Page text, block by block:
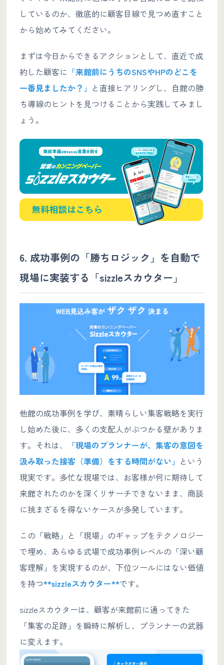
しているのか、徹底的に顧客目線で見つめ直すこと
から始めてみてください。
まずは今日からできるアクションとして、直近で成
約した顧客に 「来館前にうちのSNSやHPのどこを
一番見ましたか？」 と直接ヒアリングし、自館の勝
ち導線のヒントを見つけることから実践してみまし
ょう。
6. 成功事例の「勝ちロジック」を自動で
現場に実装する「sizzleスカウター」
他館の成功事例を学び、素晴らしい集客戦略を実行
し始めた後に、多くの支配人がぶつかる壁がありま
す。それは、
「現場のプランナーが、集客の意図を
汲み取った接客（準備）をする時間がない」 という
現実です。多忙な現場では、お客様が何に期待して
来館されたのかを深くリサーチできないまま、商談
に挑まざるを得ないケースが多発しています。
この「戦略」と「現場」のギャップをテクノロジー
で埋め、あらゆる式場で成功事例レベルの「深い顧
客理解」を実現するのが、下位ツールにはない価値
を持つ**sizzleスカウター**です。
sizzleスカウターは、顧客が来館前に通ってきた
「集客の足跡」を瞬時に解析し、プランナーの武器
に変えます。